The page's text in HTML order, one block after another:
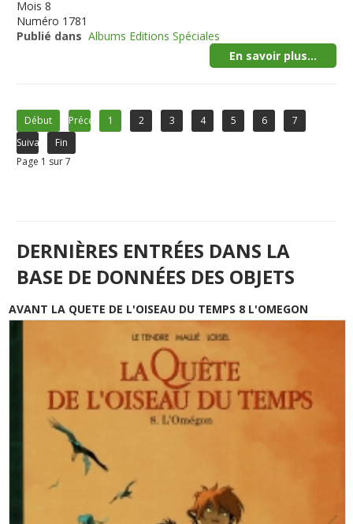
Mois 8
Numéro 1781
Publié dans Albums Editions Spéciales
En savoir plus...
Début Précédent1 2 3 4 5 6
7
Suivant
Fin
Page 1 sur 7
DERNIÈRES ENTRÉES DANS LA
BASE DE DONNÉES DES OBJETS
AVANT LA QUETE DE L'OISEAU DU TEMPS 8 L'OMEGON